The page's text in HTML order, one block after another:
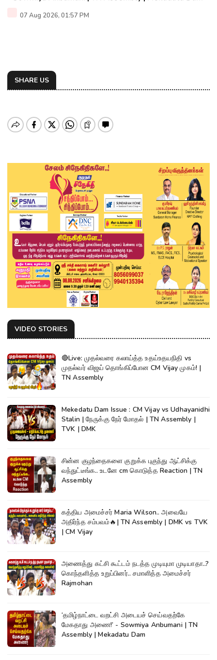
07 Aug 2026, 01:57 PM
SHARE US
VIDEO STORIES
🔴Live: முதல்வரை கலாய்த்த உதய்உதயநிதி vs
முதல்வர் விஜய் தொங்கிப்போன CM Vijay முகம்! |
TN Assembly
Mekedatu Dam Issue : CM Vijay vs Udhayanidhi
Stalin | நேருக்கு நேர் மோதல் | TN Assembly |
TVK | DMK
சின்ன குழந்தைகளை குறுக்க புகுந்து ஆட்சிக்கு
வந்துட்டீங்க.. உடனே cm கொடுத்த Reaction | TN
Assembly
கத்திய அமைச்சர் Maria Wilson.. அவையே
அதிர்ந்த சம்பவம்🔥| TN Assembly | DMK vs TVK
| CM Vijay
அணைத்து கட்சி கூட்டம் நடத்த முடியுமா முடியாதா..?
கொந்தளித்த உறுப்பினர்.. சமாளித்த அமைச்சர்
Rajmohan
‘தமிழ்நாட்டை வறட்சி அடையச் செய்வதற்கே
மேகதாது அணை!’ - Sowmiya Anbumani | TN
Assembly | Mekadatu Dam